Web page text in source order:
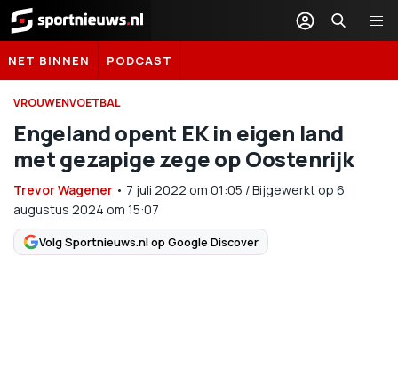
Sportnieuws.nl
NET BINNEN PODCAST
VROUWENVOETBAL
Engeland opent EK in eigen land
met gezapige zege op Oostenrijk
Trevor Wagener • 7 juli 2022 om 01:05 /Bijgewerkt op 6
augustus 2024 om 15:07
Volg Sportnieuws.nl op Google Discover